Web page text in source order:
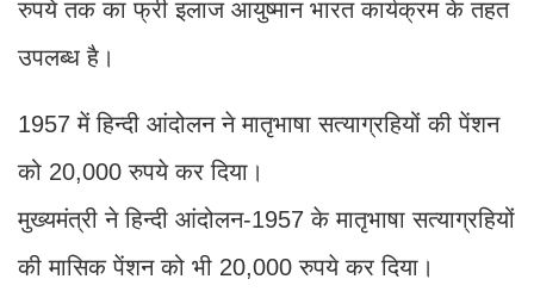
रुपये तक का फ्री इलाज आयुष्मान भारत कार्यक्रम के तहत
उपलब्ध है।
1957 में हिन्दी आंदोलन ने मातृभाषा सत्याग्रहियों की पेंशन
को 20,000 रुपये कर दिया।
मुख्यमंत्री ने हिन्दी आंदोलन-1957 के मातृभाषा सत्याग्रहियों
की मासिक पेंशन को भी 20,000 रुपये कर दिया।